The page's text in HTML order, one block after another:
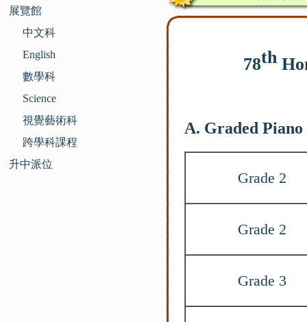
展覽館
中文科
English
數學科
Science
視覺藝術科
跨學科課程
升中派位
78th
A. Graded Piano
Grade 2
Grade 2
Grade 3